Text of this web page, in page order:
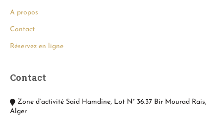
A propos
Contact
Réservez en ligne
Contact
Zone d’activité Said Hamdine, Lot N° 36.37 Bir Mourad Rais,
Alger